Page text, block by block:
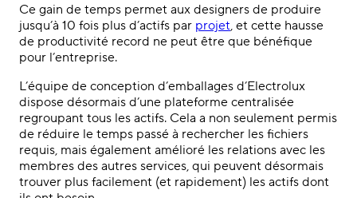
Ce gain de temps permet aux designers de produire
jusqu’à 10 fois plus d’actifs par projet, et cette hausse
de productivité record ne peut être que bénéfique
pour l’entreprise.
L’équipe de conception d’emballages d’Electrolux
dispose désormais d’une plateforme centralisée
regroupant tous les actifs. Cela a non seulement permis
de réduire le temps passé à rechercher les fichiers
requis, mais également amélioré les relations avec les
membres des autres services, qui peuvent désormais
trouver plus facilement (et rapidement) les actifs dont